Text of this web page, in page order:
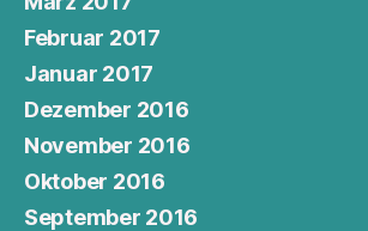
Februar 2017
Januar 2017
Dezember 2016
November 2016
Oktober 2016
September 2016